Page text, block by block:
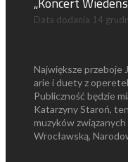
Data dodania 14
Największe przeboje
arie i duety z
Publiczność będzie
Katarzyny Staroń,
muzyków
Wrocławską,